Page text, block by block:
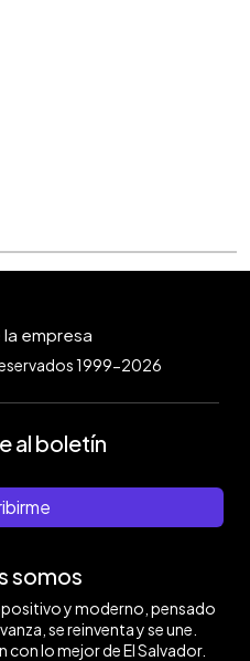
1999-2026
al boletín
somos
y moderno, pensado
se reinventa y se une.
lo mejor de El Salvador.